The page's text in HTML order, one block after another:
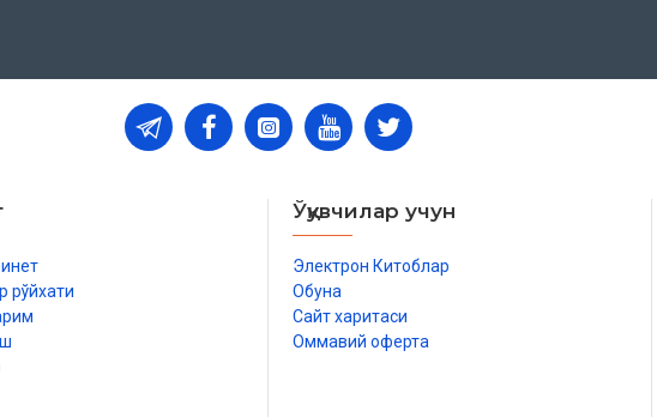
рўйхати
Ўқувчилар учун
Электрон Китоблар
Обуна
Сайт харитаси
Оммавий оферта